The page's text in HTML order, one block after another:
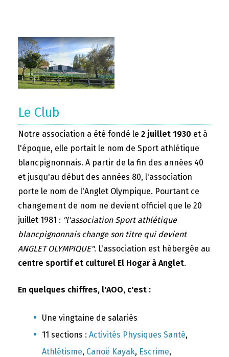
Le Club
Notre association a été fondé le 2 juillet 1930 et à
l'époque, elle portait le nom de Sport athlétique
blancpignonnais. A partir de la fin des années 40
et jusqu'au début des années 80, l'association
porte le nom de l'Anglet Olympique. Pourtant ce
changement de nom ne devient officiel que le 20
juillet 1981 : "l'association Sport athlétique
blancpignonnais change son titre qui devient
ANGLET OLYMPIQUE". L'association est hébergée au
centre sportif et culturel El Hogar à Anglet.
En quelques chiffres, l'AOO, c'est :
Une vingtaine de salariés
11 sections : Activités Physiques Santé,
Athlétisme, Canoë Kayak, Escrime,